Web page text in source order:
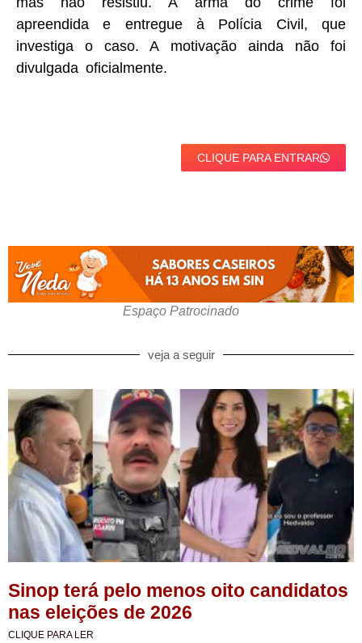
apreendida e entregue à Polícia Civil, que
investiga o caso. A motivação ainda não foi
divulgada oficialmente.
CLIQUE PARA ENTRAR
Espaço Patrocinado
veja a seguir
Sinop terá pelo menos oito candidatos
nas eleições de 2026
CLIQUE PARA LER